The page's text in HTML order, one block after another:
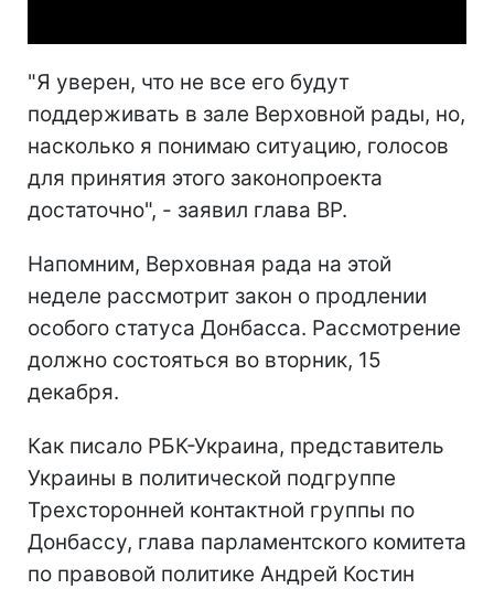
"Я уверен, что не все его будут
поддерживать в зале Верховной рады, но,
насколько я понимаю ситуацию, голосов
для принятия этого законопроекта
достаточно", - заявил глава ВР.
Напомним, Верховная рада на этой
неделе рассмотрит закон о продлении
особого статуса Донбасса. Рассмотрение
должно состояться во вторник, 15
декабря.
Как писало РБК-Украина, представитель
Украины в политической подгруппе
Трехсторонней контактной группы по
Донбассу, глава парламентского комитета
по правовой политике Андрей Костин